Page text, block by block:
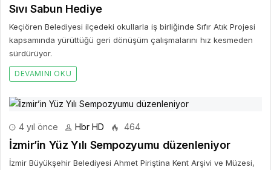
Sıvı Sabun Hediye
Keçiören Belediyesi ilçedeki okullarla iş birliğinde Sıfır Atık Projesi
kapsamında yürüttüğü geri dönüşüm çalışmalarını hız kesmeden
sürdürüyor.
DEVAMINI OKU
4 yıl önce Hbr HD 464
İzmir’in Yüz Yılı Sempozyumu düzenleniyor
İzmir Büyükşehir Belediyesi Ahmet Piriştina Kent Arşivi ve Müzesi,